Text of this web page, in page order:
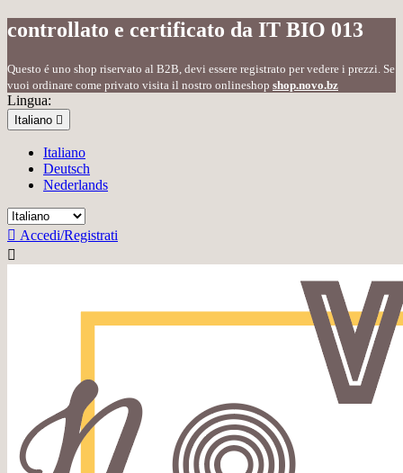
controllato e certificato da IT BIO 013
Questo é uno shop riservato al B2B, devi essere registrato per vedere i prezzi. Se
vuoi ordinare come privato visita il nostro onlineshop shop.novo.bz
Lingua:
Italiano 
Italiano
Deutsch
Nederlands
 Accedi/Registrati
